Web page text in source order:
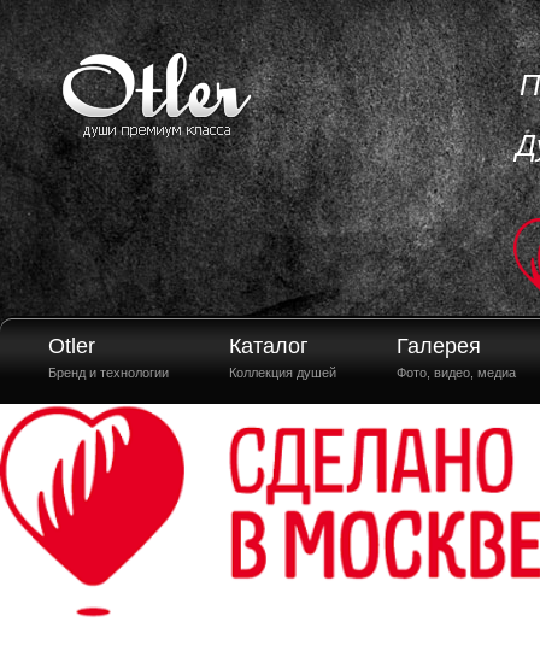
Otler
Бренд и технологии
Каталог
Коллекция душей
Галерея
Фото, видео, медиа